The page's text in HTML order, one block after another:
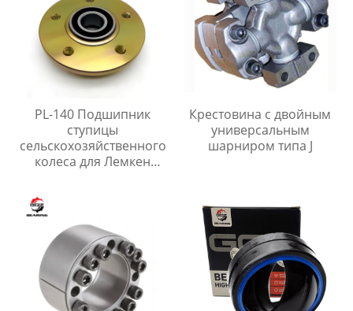
PL-140 Подшипник
ступицы
сельскохозяйственного
колеса для Лемкен
Крестовина с двойным
универсальным
шарниром типа J